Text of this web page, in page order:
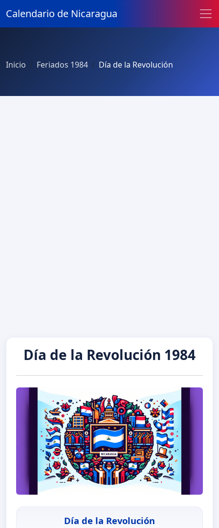
Calendario de Nicaragua
Inicio Feriados 1984 Día de la Revolución
Día de la Revolución 1984
Día de la Revolución